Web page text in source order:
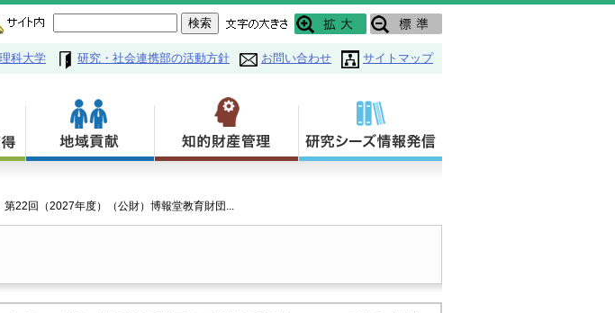
科大学 研究・社会連携部の活動方針 お問い合わせ サイトマップ
第22回（2027年度）（公財）博報堂教育財団...